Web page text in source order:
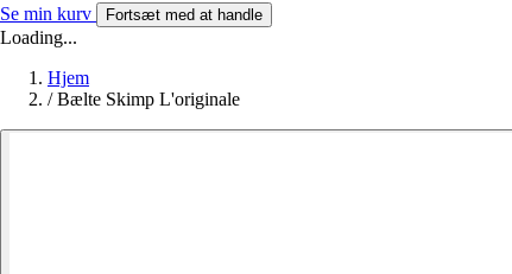
Se min kurv Fortsæt med at handle
Loading...
Hjem
/ Bælte Skimp L'originale